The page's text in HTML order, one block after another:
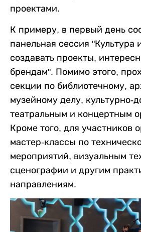
проектами.
К примеру, в первый день
панельная сессия "Культура
создавать проекты,
брендам". Помимо этого,
секции по библиотечному,
музейному делу, культурно-
театральным и концертным
Кроме того, для участников
мастер-классы по
мероприятий, визуальным
сценографии и другим
направлениям.